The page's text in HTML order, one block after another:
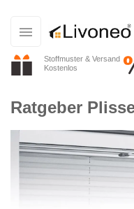
Stoffmuster & Versand
Kostenlos
Ratgeber